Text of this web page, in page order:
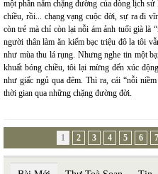
một phần năm chặng đường của dòng lịch
chiều, rồi... chạng vạng cuộc đời, sự ra đi
còn trẻ mà chỉ còn lại nỗi ám ảnh tuổi già là
người thân làm ăn kiếm bạc triệu đô la tôi
như mùa thu lá rụng. Nhưng nghe tin một
khuất bóng chiều, tôi lại mừng đến xúc
như giấc ngủ qua đêm. Thì ra, cái “nỗi
thời gian qua những chặng đường đời.
1 2 3 4 5 6 7